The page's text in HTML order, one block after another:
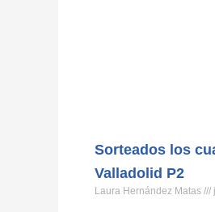
Sorteados los
Valladolid P2
Laura Hernández Matas